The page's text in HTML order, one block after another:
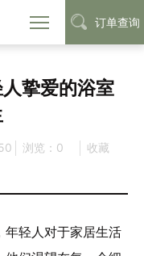
订单查询
挚爱的浴室
浏览： 0
收藏
年轻人对于家居生活